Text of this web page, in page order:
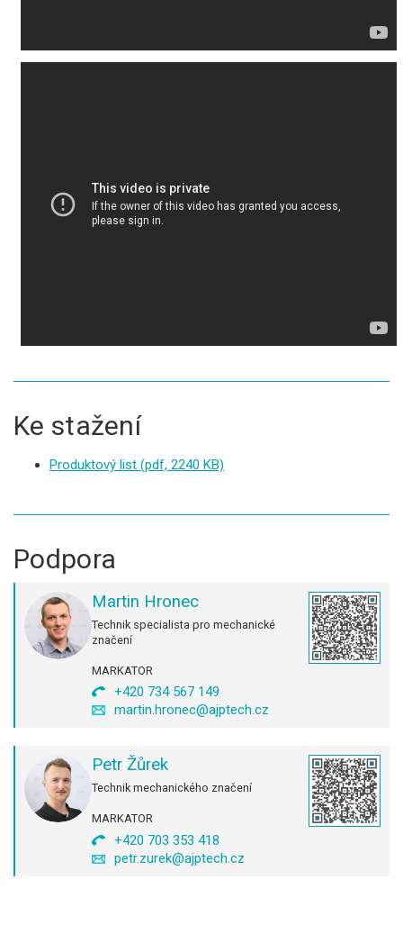
Ke stažení
Produktový list (pdf, 2240 KB)
Podpora
Martin Hronec
Technik specialista pro mechanické
značení
MARKATOR
+420 734 567 149
martin.hronec@ajptech.cz
Petr Žůrek
Technik mechanického značení
MARKATOR
+420 703 353 418
petr.zurek@ajptech.cz